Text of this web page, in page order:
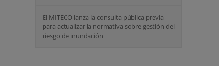
El MITECO lanza la consulta pública previa
para actualizar la normativa sobre gestión del
riesgo de inundación